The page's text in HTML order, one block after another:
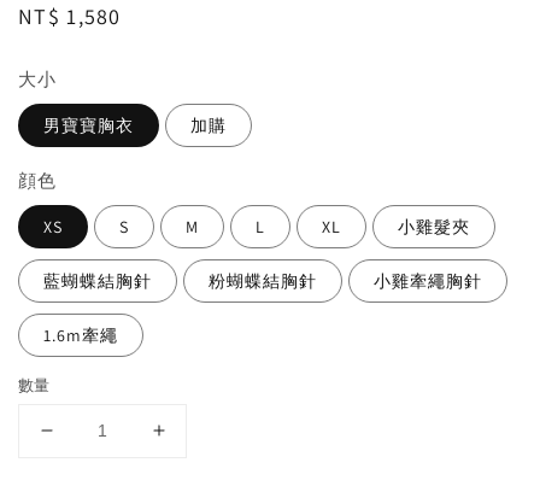
Regular
NT$ 1,580
大小
男寶寶胸衣 加購
顔色
XS S M L XL 小雞髮夾
藍蝴蝶結胸針 粉蝴蝶結胸針 小雞牽繩胸針
1.6m牽繩
數量